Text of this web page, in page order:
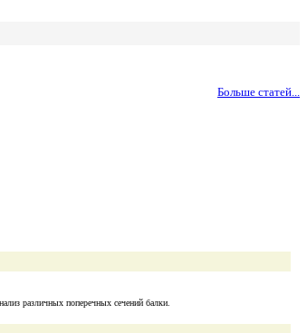
Больше статей...
различных поперечных сечений балки.